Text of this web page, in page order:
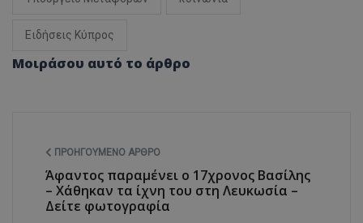
Ειδήσεις Κύπρος
Μοιράσου αυτό το άρθρο
ΠΡΟΗΓΟΎΜΕΝΟ ΆΡΘΡΟ
Άφαντος παραμένει ο 17χρονος Βασίλης
– Χάθηκαν τα ίχνη του στη Λευκωσία –
Δείτε φωτογραφία